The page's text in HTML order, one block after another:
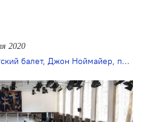
2020
балет, Джон Ноймайер, премьера балета